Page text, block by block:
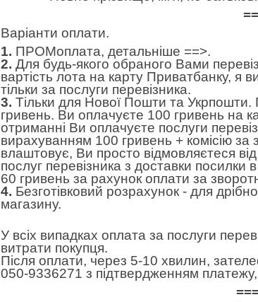
Варіанти оплати.
1. ПРОМоплата, детальніше ==>.
2. Для будь-якого обраного Вами
вартість лота на карту Приватбанку, я
тільки за послуги перевізника.
3. Тільки для Нової Пошти та
гривень. Ви оплачуєте 100 гривень на
отриманні Ви оплачуєте послуги
вирахуванням 100 гривень + комісію
влаштовує, Ви просто відмовляєтеся
послуг перевізника з доставки
60 гривень за рахунок оплати за
4. Безготівковий розрахунок - для
магазину.
У всіх випадках оплата за послуги
витрати покупця.
Після оплати, через 5-10 хвилин,
050-9336271 з підтвердженням